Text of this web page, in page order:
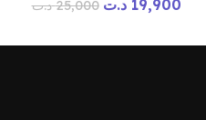
25,000 د.ت 19,900 د.ت